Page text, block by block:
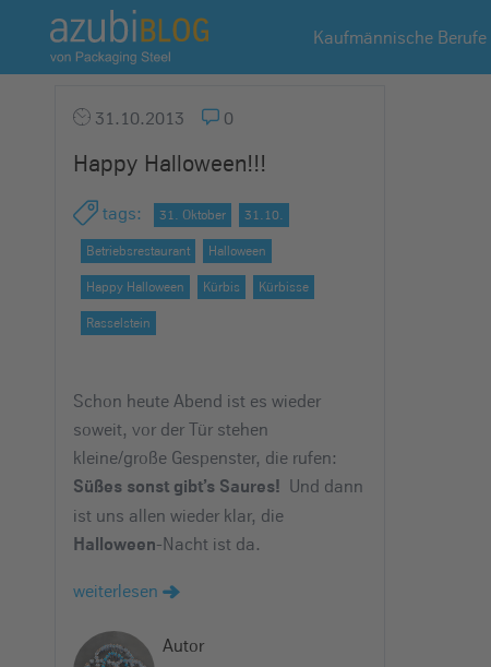
A
z
u
Kaufmännische Berufe
31.10.2013 0
Happy Halloween!!!
tags: 31. Oktober 31.10.
Betriebsrestaurant Halloween
Happy Halloween Kürbis Kürbisse
Rasselstein
Schon heute Abend ist es wieder
soweit, vor der Tür stehen
kleine/große Gespenster, die rufen:
Süßes sonst gibt’s Saures! Und dann
ist uns allen wieder klar, die
Halloween-Nacht ist da.
weiterlesen
Autor